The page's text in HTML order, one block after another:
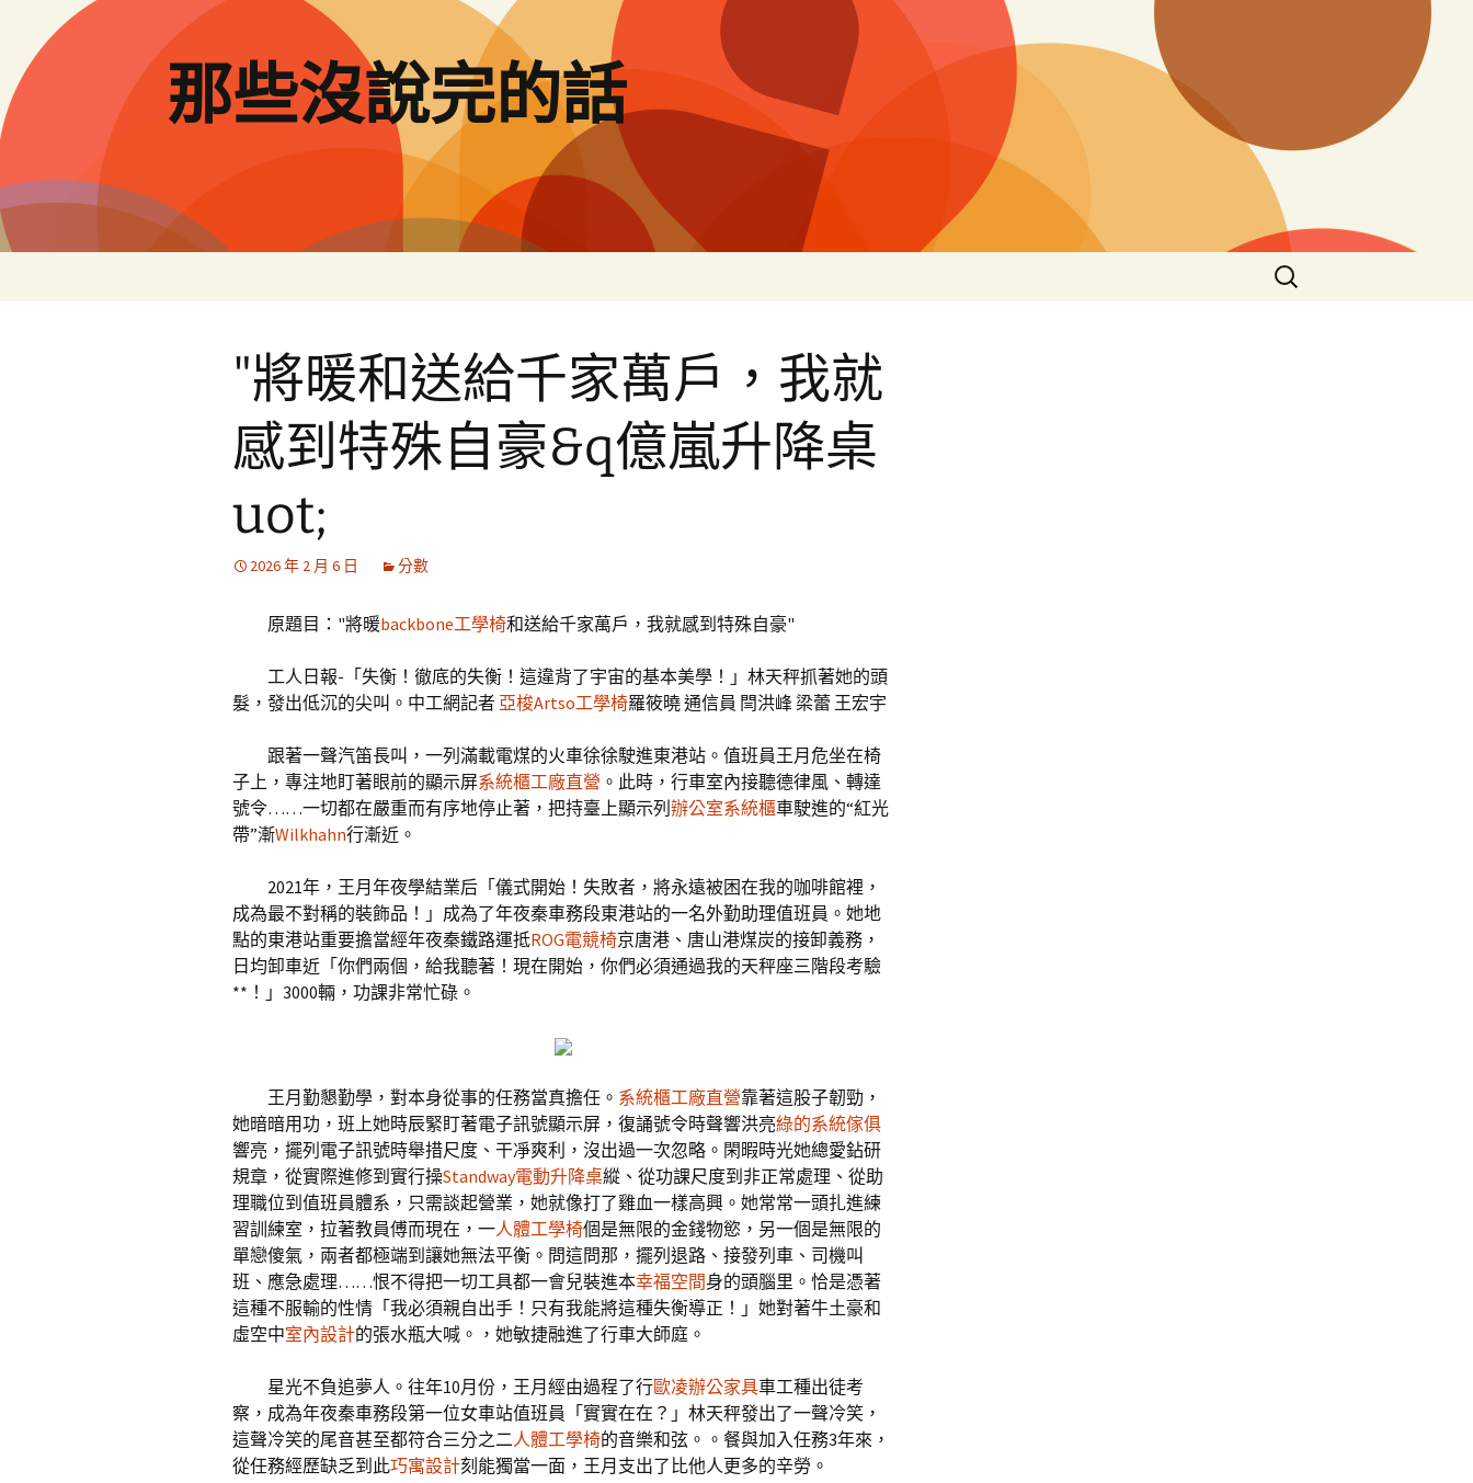
要
內
容
那些沒說完的話
搜
尋
"將暖和送給千家萬戶，我就
感到特殊自豪&q億嵐升降桌
uot;
2026 年 2 月 6 日 分數
原題目："將暖backbone工學椅和送給千家萬戶，我就感到特殊自豪"
工人日報-「失衡！徹底的失衡！這違背了宇宙的基本美學！」林天秤抓著她的頭
髮，發出低沉的尖叫。中工網記者 亞梭Artso工學椅羅筱曉 通信員 閆洪峰 梁蕾 王宏宇
跟著一聲汽笛長叫，一列滿載電煤的火車徐徐駛進東港站。值班員王月危坐在椅
子上，專注地盯著眼前的顯示屏系統櫃工廠直營 。此時，行車室內接聽德律風、轉達
號令……一切都在嚴重而有序地停止著，把持臺上顯示列 辦公室系統櫃車駛進的“紅光
帶”漸Wilkhahn行漸近。
2021年，王月年夜學結業后「儀式開始！失敗者，將永遠被困在我的咖啡館裡，
成為最不對稱的裝飾品！」成為了年夜秦車務段東港站的一名外勤助理值班員。她地
點的東港站重要擔當經年夜秦鐵路運抵ROG電競椅京唐港、唐山港煤炭的接卸義務，
日均卸車近「你們兩個，給我聽著！現在開始，你們必須通過我的天秤座三階段考驗
**！」3000輛，功課非常忙碌。
王月勤懇勤學，對本身從事的任務當真擔任。 系統櫃工廠直營靠著這股子韌勁，
她暗暗用功，班上她時辰緊盯著電子訊號顯示屏，復誦號令時聲響洪亮綠的系統傢俱
響亮，擺列電子訊號時舉措尺度、干凈爽利，沒出過一次忽略。閑暇時光她總愛鉆研
規章，從實際進修到實行操Standway電動升降桌縱、從功課尺度到非正常處理、從助
理職位到值班員體系，只需談起營業，她就像打了雞血一樣高興。她常常一頭扎進練
習訓練室，拉著教員傅而現在，一人體工學椅個是無限的金錢物慾，另一個是無限的
單戀傻氣，兩者都極端到讓她無法平衡。問這問那，擺列退路、接發列車、司機叫
班、應急處理……恨不得把一切工具都一會兒裝進本幸福空間身的頭腦里。恰是憑著
這種不服輸的性情「我必須親自出手！只有我能將這種失衡導正！」她對著牛土豪和
虛空中室內設計的張水瓶大喊。，她敏捷融進了行車大師庭。
星光不負追夢人。往年10月份，王月經由過程了行歐凌辦公家具車工種出徒考
察，成為年夜秦車務段第一位女車站值班員「實實在在？」林天秤發出了一聲冷笑，
這聲冷笑的尾音甚至都符合三分之二人體工學椅的音樂和弦。。餐與加入任務3年來，
從任務經歷缺乏到此巧寓設計刻能獨當一面，王月支出了比他人更多的辛勞。